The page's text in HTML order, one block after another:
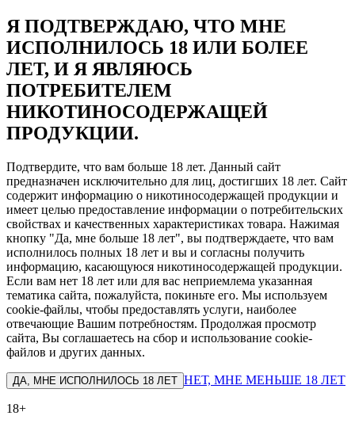
Я ПОДТВЕРЖДАЮ, ЧТО МНЕ
ИСПОЛНИЛОСЬ 18 ИЛИ БОЛЕЕ
ЛЕТ, И Я ЯВЛЯЮСЬ
ПОТРЕБИТЕЛЕМ
НИКОТИНОСОДЕРЖАЩЕЙ
ПРОДУКЦИИ.
Подтвердите, что вам больше 18 лет. Данный сайт
предназначен исключительно для лиц, достигших 18 лет. Сайт
содержит информацию о никотиносодержащей продукции и
имеет целью предоставление информации о потребительских
свойствах и качественных характеристиках товара. Нажимая
кнопку "Да, мне больше 18 лет", вы подтверждаете, что вам
исполнилось полных 18 лет и вы и согласны получить
информацию, касающуюся никотиносодержащей продукции.
Если вам нет 18 лет или для вас неприемлема указанная
тематика сайта, пожалуйста, покиньте его. Мы используем
cookie-файлы, чтобы предоставлять услуги, наиболее
отвечающие Вашим потребностям. Продолжая просмотр
сайта, Вы соглашаетесь на сбор и использование cookie-
файлов и других данных.
ДА, МНЕ ИСПОЛНИЛОСЬ 18 ЛЕТ НЕТ, МНЕ МЕНЬШЕ 18 ЛЕТ
18+